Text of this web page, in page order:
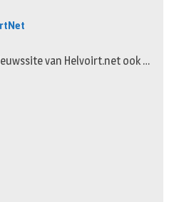
van Helvoirt.net ook …